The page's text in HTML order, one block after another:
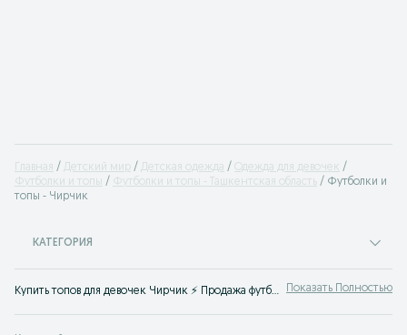
Главная Детский мир Детская одежда
Одежда для девочек
Футболки и топы
Футболки и топы - Ташкентская область
Футболки и
топы - Чирчик
КАТЕГОРИЯ
Купить топов для девочек Чирчик ⚡️ Продажа футболок для девочек по лучшим ценам ✌ Выгодные цены на детскую одежду на OLX.uz Показать Полностью